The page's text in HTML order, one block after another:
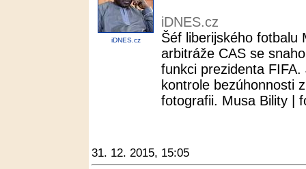
iDNES.cz
iDNES.cz
Šéf liberijského fotbalu
arbitráže CAS se
funkci prezidenta
kontrole bezúhonnosti
fotografii. Musa Bility |
31. 12. 2015, 15:05